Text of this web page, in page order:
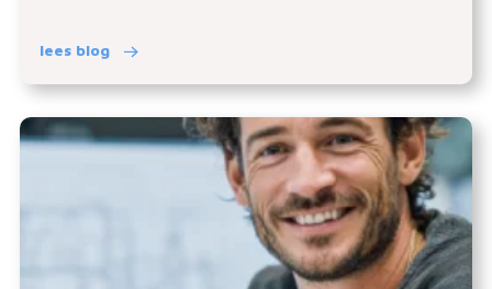
lees blog